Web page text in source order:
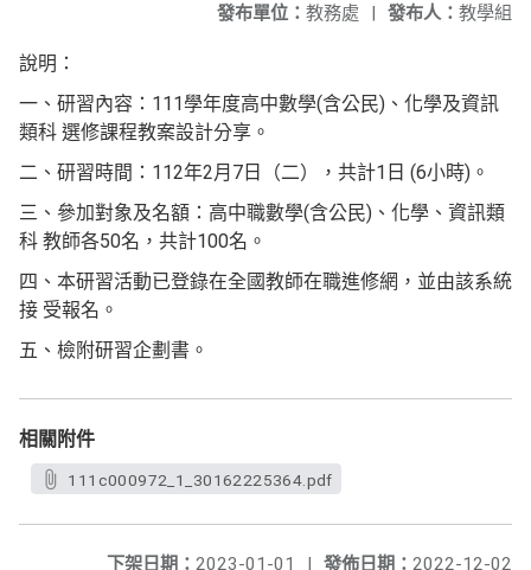
發布人： 教學組
發布單位： 教務處 |
說明：
一、研習內容：111學年度高中數學(含公民)、化學及資訊
類科 選修課程教案設計分享。
二、研習時間：112年2月7日（二），共計1日 (6小時)。
三、參加對象及名額：高中職數學(含公民)、化學、資訊類
科 教師各50名，共計100名。
四、本研習活動已登錄在全國教師在職進修網，並由該系統
接 受報名。
五、檢附研習企劃書。
相關附件
111c000972_1_30162225364.pdf
發佈日期： 2022-12-02
下架日期： 2023-01-01 |